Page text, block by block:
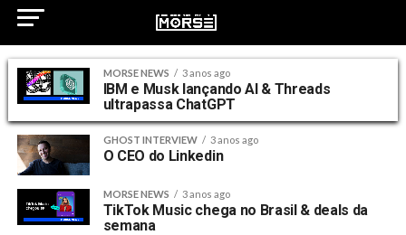
MORSE NEWS 3 anos ago
IBM e Musk lançando AI & Threads
ultrapassa ChatGPT
GHOST INTERVIEW 3 anos ago
O CEO do Linkedin
MORSE NEWS 3 anos ago
TikTok Music chega no Brasil & deals da
semana